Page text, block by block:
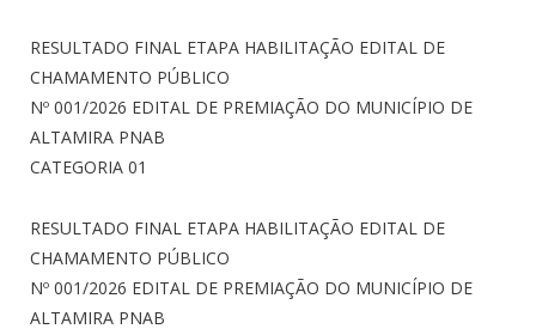
RESULTADO FINAL ETAPA HABILITAÇÃO EDITAL DE
CHAMAMENTO PÚBLICO
Nº 001/2026 EDITAL DE PREMIAÇÃO DO MUNICÍPIO DE
ALTAMIRA PNAB
CATEGORIA 01
RESULTADO FINAL ETAPA HABILITAÇÃO EDITAL DE
CHAMAMENTO PÚBLICO
Nº 001/2026 EDITAL DE PREMIAÇÃO DO MUNICÍPIO DE
ALTAMIRA PNAB